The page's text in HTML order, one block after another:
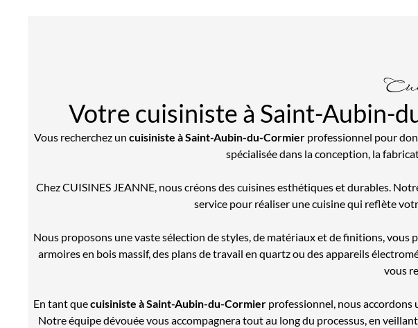
Votre cuisiniste à Saint-Aubin-
Vous recherchez un cuisiniste à Saint-Aubin-du-Cormierprofessionnel pour
spécialisée dans la conception, la
Chez CUISINES JEANNE, nous créons des cuisines esthétiques et durables.
service pour réaliser une cuisine qui reflète
Nous proposons une vaste sélection de styles, de matériaux et de finitions,
armoires en bois massif, des plans de travail en quartz ou des appareils
vous
En tant quecuisiniste à Saint-Aubin-du-Cormier professionnel, nous accordons
Notre équipe dévouée vous accompagnera tout au long du processus, en